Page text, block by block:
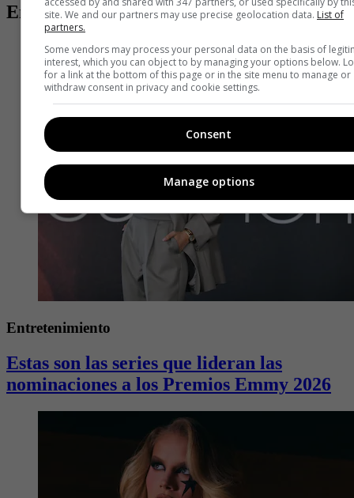
Entradas relacionadas
Entretenimiento
Estas son las series que lideran las
nominaciones a los Premios Emmy 2026
site. We and our partners may use precise geolocation data. List of
partners.
Some vendors may process your personal data on the basis of
interest, which you can object to by managing your options below.
for a link at the bottom of this page or in the site menu to manage or
withdraw consent in privacy and cookie settings.
Consent
Manage options